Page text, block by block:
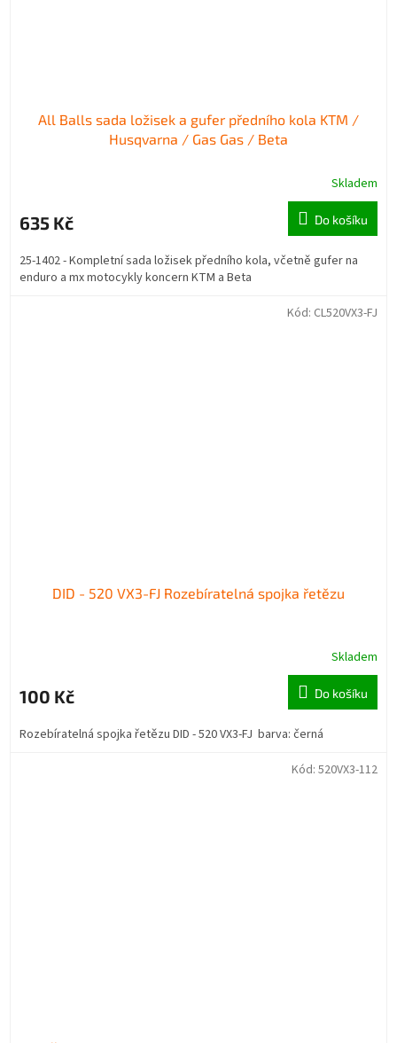
All Balls sada ložisek a gufer předního kola KTM /
Husqvarna / Gas Gas / Beta
Skladem
635 Kč Do košíku
25-1402 - Kompletní sada ložisek předního kola, včetně gufer na
enduro a mx motocykly koncern KTM a Beta
DID - 520 VX3-FJ Rozebíratelná spojka řetězu
Skladem
100 Kč Do košíku
Rozebíratelná spojka řetězu DID - 520 VX3-FJ barva: černá
Kód: CL520VX3-FJ
Kód: 520VX3-112